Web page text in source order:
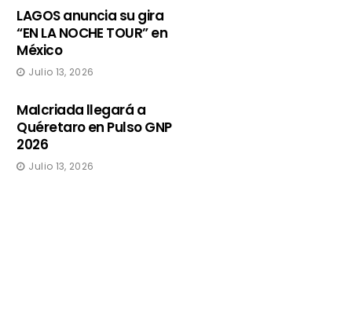
LAGOS anuncia su gira
“EN LA NOCHE TOUR” en
México
Julio 13, 2026
Malcriada llegará a
Quéretaro en Pulso GNP
2026
Julio 13, 2026